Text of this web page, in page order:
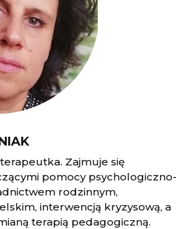
Zajmuje się
pomocy psychologiczno-
rodzinnym,
interwencją kryzysową, a
terapią pedagogiczną.